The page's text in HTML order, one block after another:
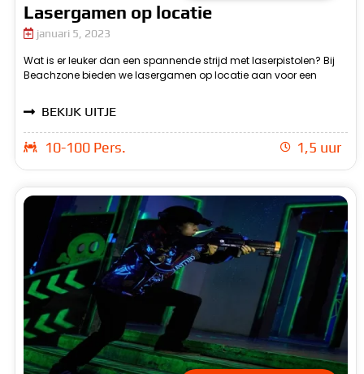
Lasergamen op locatie
januari 5, 2023
Wat is er leuker dan een spannende strijd met laserpistolen? Bij
Beachzone bieden we lasergamen op locatie aan voor een
BEKIJK UITJE
10-100 Pers. 1,5 uur